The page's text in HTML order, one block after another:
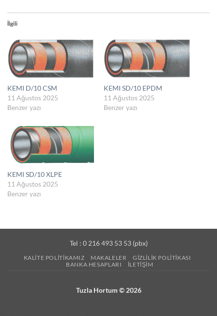
İlgili
KEMI D/10 CSM
11 Ağustos 2025
Benzer yazı
KEMI SD/10 EPDM
11 Ağustos 2025
Benzer yazı
KEMI SD/10 XLPE
11 Ağustos 2025
Benzer yazı
Tel : 0 216 493 53 53 (pbx)
KALITE POLITIKAMIZ MAKALELER
GIZLILIK POLITIKASI
BANKA HESAPLARI
İLETIŞIM
Tuzla Hortum © 2026